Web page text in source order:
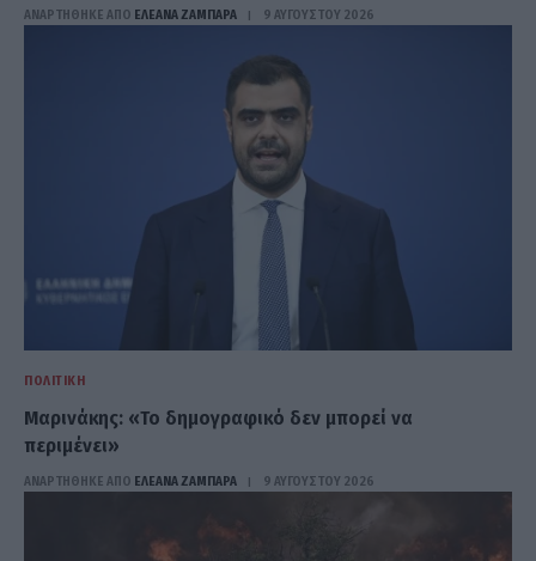
ΑΝΑΡΤΗΘΗΚΕ ΑΠΟ ΕΛΕΑΝΑ ΖΑΜΠΑΡΑ 9 ΑΥΓΟΎΣΤΟΥ 2026
ΠΟΛΙΤΙΚΉ
Μαρινάκης: «Το δημογραφικό δεν μπορεί να
περιμένει»
ΑΝΑΡΤΗΘΗΚΕ ΑΠΟ ΕΛΕΑΝΑ ΖΑΜΠΑΡΑ 9 ΑΥΓΟΎΣΤΟΥ 2026